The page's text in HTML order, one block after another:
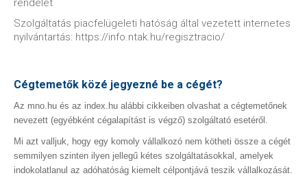
rendelet
Szolgáltatás piacfelügeleti hatóság által vezetett internetes
nyilvántartás: https://info.ntak.hu/regisztracio/
Cégtemetők közé jegyezné be a cégét?
Az mno.hu és az index.hu alábbi cikkeiben olvashat a cégtemetőnek
nevezett (egyébként cégalapítást is végző) szolgáltató esetéről.
Mi azt valljuk, hogy egy komoly vállalkozó nem kötheti össze a cégét
semmilyen szinten ilyen jellegű kétes szolgáltatásokkal, amelyek
indokolatlanul az adóhatóság kiemelt célpontjává teszik vállalkozását.